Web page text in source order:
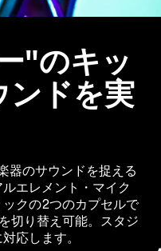
"のキッ
ンドを実
器のサウンドを捉える
エレメント・マイク
クの2つのカプセルで
切り替え可能。スタジ
応します。